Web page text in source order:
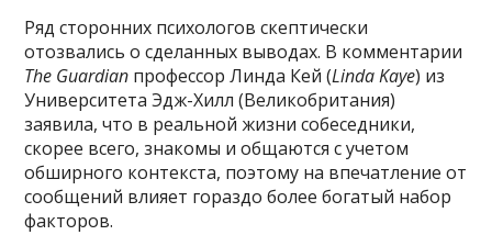
Ряд сторонних психологов скептически
отозвались о сделанных выводах. В комментарии
The Guardian профессор Линда Кей (Linda Kaye) из
Университета Эдж-Хилл (Великобритания)
заявила, что в реальной жизни собеседники,
скорее всего, знакомы и общаются с учетом
обширного контекста, поэтому на впечатление от
сообщений влияет гораздо более богатый набор
факторов.